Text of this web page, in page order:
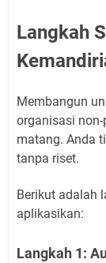
Langkah
Membangun
organisasi
matang. Anda
tanpa riset.
Berikut adalah
aplikasikan:
Langkah 1: